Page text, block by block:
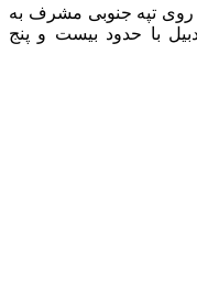
روی تپه جنوبی مشرف به
با حدود بیست و پنج